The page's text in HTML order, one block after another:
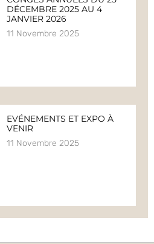
DÉCEMBRE 2025 AU 4
JANVIER 2026
11 Novembre 2025
EVÉNEMENTS ET EXPO À
VENIR
11 Novembre 2025